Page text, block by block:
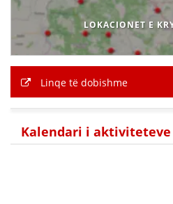
LOKACIONET E
Linqe të dobishme
Kalendari i aktiviteteve